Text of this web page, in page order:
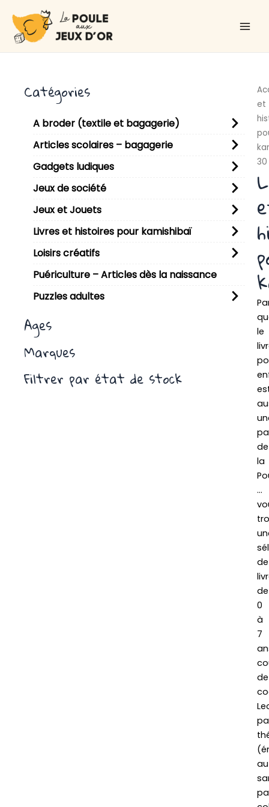
contenu
Catégories
A broder (textile et bagagerie)
Articles scolaires – bagagerie
Gadgets ludiques
Jeux de société
Jeux et Jouets
Livres et histoires pour kamishibaï
Loisirs créatifs
Puériculture – Articles dès la naissance
Puzzles adultes
Ages
Marques
Filtrer par état de stock
et
30
le
de
la
…
de
de
0
à
7
de